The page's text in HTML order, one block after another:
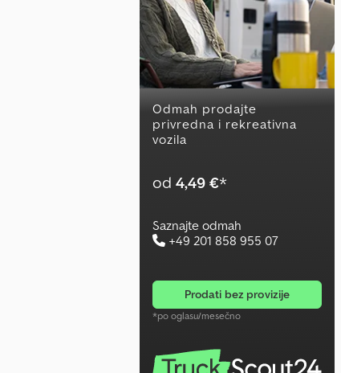
Odmah prodajte
privredna i rekreativna
vozila
od 4,49 €*
Saznajte odmah
+49 201 858 955 07
prodati bez provizije
*po oglasu/mesečno